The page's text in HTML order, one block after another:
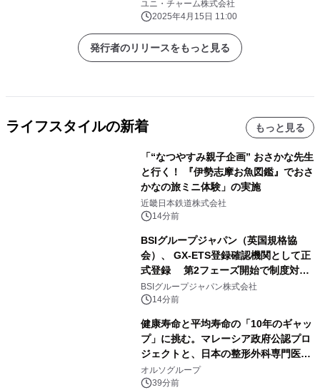
ユニ・チャーム株式会社
2025年4月15日 11:00
発行者のリリースをもっと見る
ライフスタイルの新着 もっと見る
「“なつやすみ親子企画” おさかな先生
と行く！ 『伊勢志摩お魚図鑑』でおさ
かなの旅ミニ体験」の実施
近畿日本鉄道株式会社
14分前
BSIグループジャパン（英国規格協
会）、 GX-ETS登録確認機関として正
式登録 第2フェーズ開始で制度対応
が義務化、 企業の対応はどう変わるの
か？ 法的拘束力をもつGX-ETSの実
動画を公開中
BSIグループジャパン株式会社
14分前
健康寿命と平均寿命の「10年のギャッ
プ」に挑む。マレーシア政府公認プロ
ジェクトと、日本の整形外科専門医が
サステナブルな「エシカル・ツバメの
巣」の共同臨床検証を開始
オルソグループ
39分前